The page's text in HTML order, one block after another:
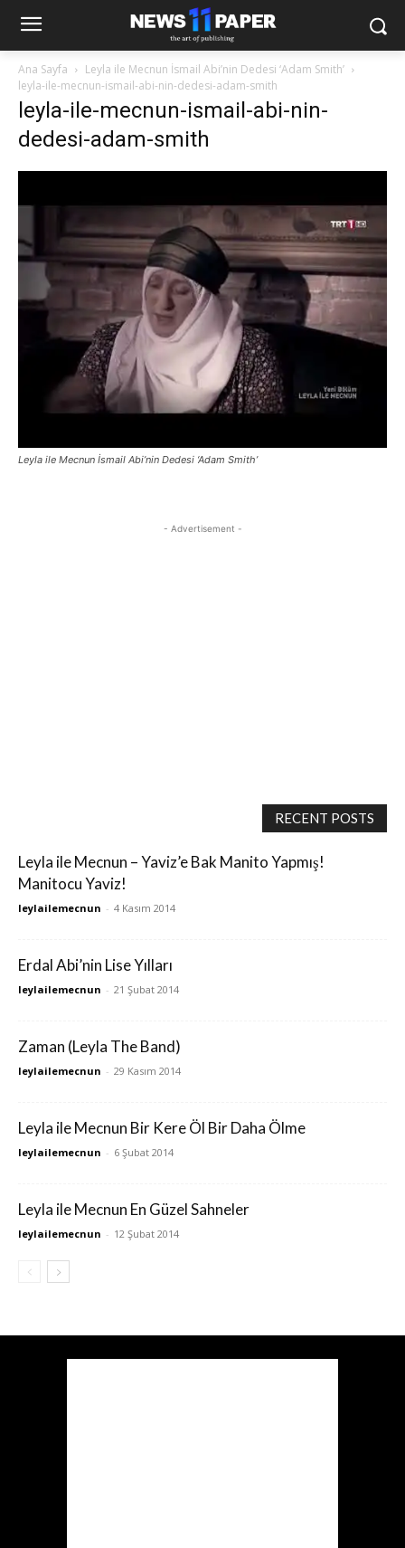
Ana Sayfa
Leyla ile Mecnun İsmail Abi’nin Dedesi ‘Adam Smith’
leyla-ile-mecnun-ismail-abi-nin-dedesi-adam-smith
leyla-ile-mecnun-ismail-abi-nin-
dedesi-adam-smith
Leyla ile Mecnun İsmail Abi’nin Dedesi ‘Adam Smith’
- Advertisement -
RECENT POSTS
Leyla ile Mecnun – Yaviz’e Bak Manito Yapmış!
Manitocu Yaviz!
leylailemecnun - 4 Kasım 2014
Erdal Abi’nin Lise Yılları
leylailemecnun - 21 Şubat 2014
Zaman (Leyla The Band)
leylailemecnun - 29 Kasım 2014
Leyla ile Mecnun Bir Kere Öl Bir Daha Ölme
leylailemecnun - 6 Şubat 2014
Leyla ile Mecnun En Güzel Sahneler
leylailemecnun - 12 Şubat 2014